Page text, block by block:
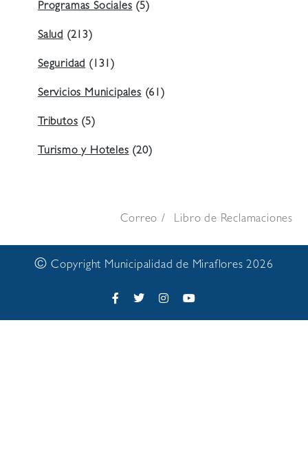
Programas Sociales (5)
Salud (213)
Seguridad (131)
Servicios Municipales (61)
Tributos (5)
Turismo y Hoteles (20)
Correo Libro de Reclamaciones
© Copyright Municipalidad de Miraflores 2026